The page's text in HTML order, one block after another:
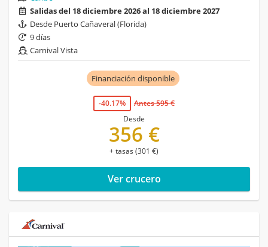
Salidas del 18 diciembre 2026 al 18 diciembre 2027
Desde Puerto Cañaveral (Florida)
9 días
Carnival Vista
Financiación disponible
-40.17%
Antes 595 €
Desde
356 €
+ tasas (301 €)
Ver crucero